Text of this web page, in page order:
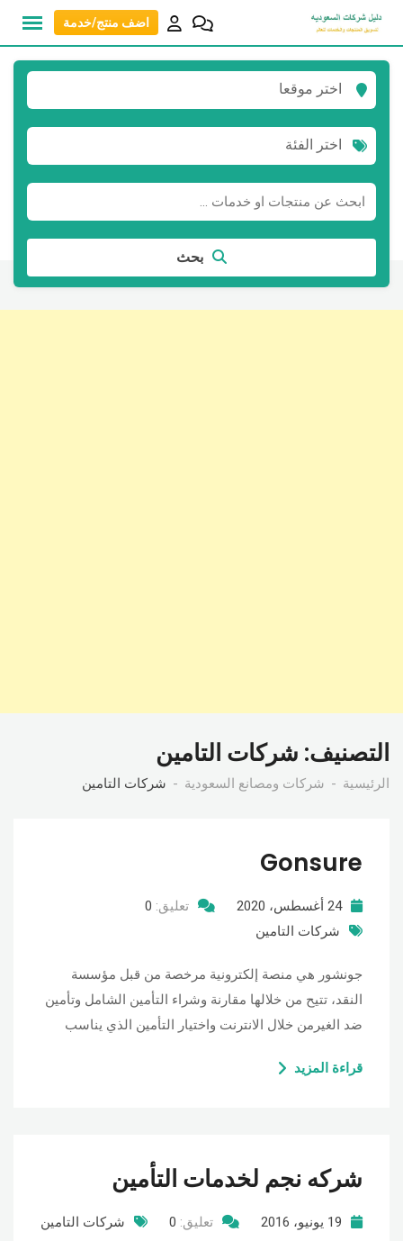
انتقل
المحتوى
اضف منتج/خدمة
اختر موقعا
اختر الفئة
بحث
التصنيف: شركات التامين
الرئيسية شركات ومصانع السعودية شركات التامين
Gonsure
24 أغسطس، 2020 تعليق: 0
شركات التامين
جونشور هي منصة إلكترونية مرخصة من قبل مؤسسة
النقد، تتيح من خلالها مقارنة وشراء التأمين الشامل وتأمين
ضد الغيرمن خلال الانترنت واختيار التأمين الذي يناسب
قراءة المزيد
شركه نجم لخدمات التأمين
19 يونيو، 2016 تعليق: 0 شركات التامين